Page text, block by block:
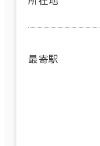
最寄駅